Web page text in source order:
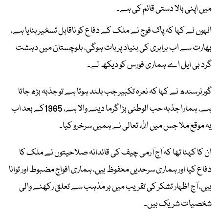
میں اپنی بالا دستی قائم کی ہے۔
انہوں نے کہا کہ پاک فوج نے ملک کے دفاع کو ناقابل تسخیر بنایا ہے،
بھارت سے اب برابری کی بنیاد پر بات ہوگی، بلوچستان میں دہشت
گرد بی ایل اے ہماری فورس کو دیکھ لے۔
گورنرسندھ نے کہا کہ نعرہ تکبیر جب بلند ہوتا ہے تو جذبہ بڑھ جاتا
ہے، ہمارا جذبہ حب الوطنی بڑا گرما دینے والا ہے، 1965کے بعد اب
یہ موقع ملا جس میں اللہ تعالی نے ہمیں سرخرو کیا۔
ان کا کہنا تھا کہ آج آرمی چیف کی قائدانہ صلاحیتوں نے ملک کا
دفاع کیا اور ہماری سرحدیں محفوظ ہیں، ہماری افواج مضبوط اور توانا
ہیں، آج اظہار تشکر کی تقریب میں ہر مذہب سے تعلق رکھنے والی
شخصیات شریک ہیں۔